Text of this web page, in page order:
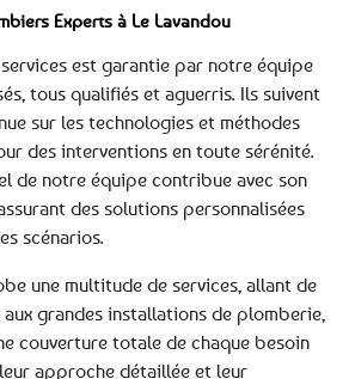
Experts à Le Lavandou
services est garantie par notre équipe
tous qualifiés et aguerris. Ils suivent
sur les technologies et méthodes
des interventions en toute sérénité.
de notre équipe contribue avec son
des solutions personnalisées
scénarios.
une multitude de services, allant de
grandes installations de plomberie,
couverture totale de chaque besoin
approche détaillée et leur